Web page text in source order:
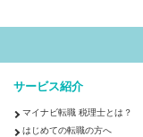
サービス紹介
マイナビ転職 税理士とは？
はじめての転職の方へ